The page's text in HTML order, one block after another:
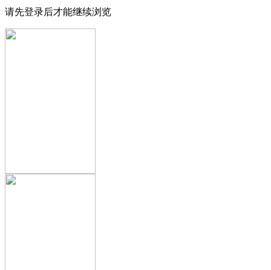
请先登录后才能继续浏览